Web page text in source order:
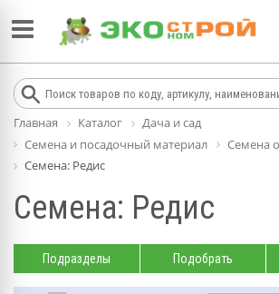
Главная Каталог
Дача и сад
Семена и посадочный материал
Семена
Семена: Редис
Семена: Редис
Подразделы Подобрать